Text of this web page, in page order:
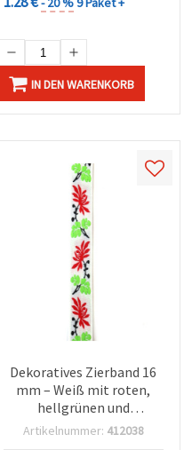
IN DEN WARENKORB
Dekoratives Zierband 16
mm – Weiß mit roten,
hellgrünen und
schwarzen Akzenten, 5
Artikelnummer: 412038